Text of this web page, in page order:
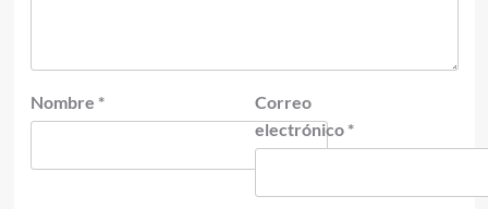
Nombre *
Correo
electrónico *